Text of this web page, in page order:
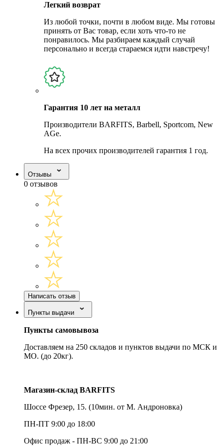
Легкий возврат
Из любой точки, почти в любом виде. Мы готовы
принять от Вас товар, если хоть что-то не
понравилось. Мы разбираем каждый случай
персонально и всегда стараемся идти навстречу!
Гарантия 10 лет на металл
Производители BARFITS, Barbell, Sportcom, New
AGe.
На всех прочих производителей гарантия 1 год.
Отзывы
0 отзывов
Написать отзыв
Пункты выдачи
Пункты самовывоза
Доставляем на 250 складов и пунктов выдачи по МСК и
МО. (до 20кг).
Магазин-склад BARFITS
Шоссе Фрезер, 15. (10мин. от М. Андроновка)
ПН-ПТ 9:00 до 18:00
Офис продаж - ПН-ВС 9:00 до 21:00